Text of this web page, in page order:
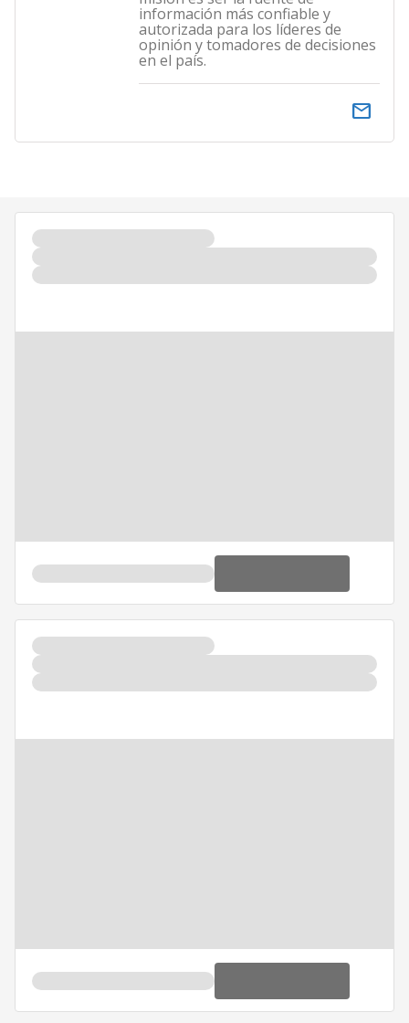
información más confiable y
autorizada para los líderes de
opinión y tomadores de decisiones
en el país.
email